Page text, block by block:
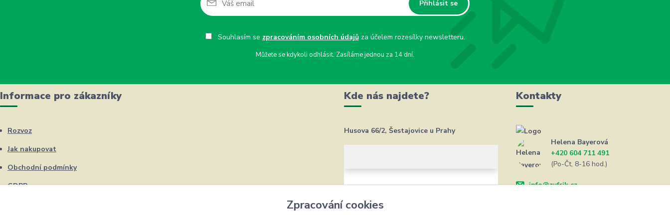
Přihlásit se
Souhlasím se zpracováním osobních údajůza účelem rozesílky newsletteru.
Můžete se kdykoli odhlásit. Zasíláme jednou za 14 dní.
Informace pro zákazníky
Rozvoz
Jak nakupovat
Obchodní podmínky
GDPR
Kde nás najdete?
Husova 66/2, Šestajovice u Prahy
Kontakty
Helena Bayerová
+420 604 711 491
(Po-Čt, 8-16 hod.)
info@zufrik.cz
Zpracování cookies